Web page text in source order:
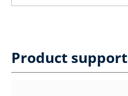
Product support